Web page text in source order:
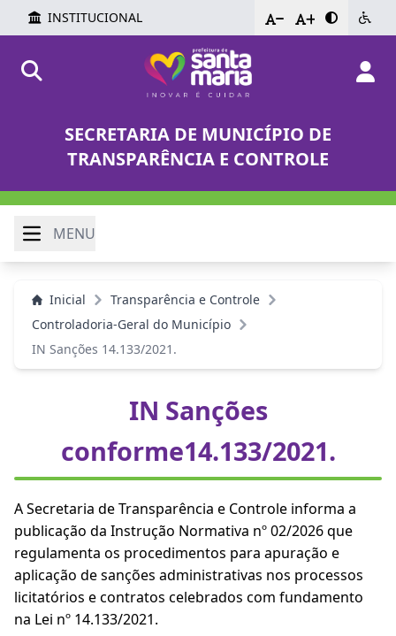
INSTITUCIONAL - +
SECRETARIA DE MUNICÍPIO DE
TRANSPARÊNCIA E CONTROLE
MENU
Inicial
Transparência e Controle
Controladoria-Geral do Município
IN Sanções 14.133/2021.
IN Sanções
conforme14.133/2021.
A Secretaria de Transparência e Controle informa a
publicação da Instrução Normativa nº 02/2026 que
regulamenta os procedimentos para apuração e
aplicação de sanções administrativas nos processos
licitatórios e contratos celebrados com fundamento
na Lei nº 14.133/2021.